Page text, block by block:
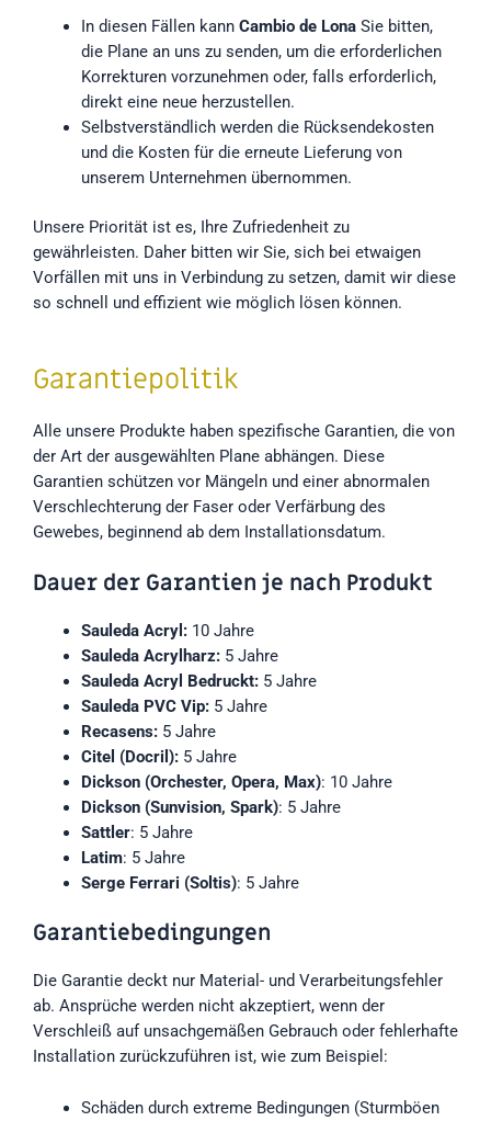
In diesen Fällen kann Cambio de LonaSie bitten,
die Plane an uns zu senden, um die erforderlichen
Korrekturen vorzunehmen oder, falls erforderlich,
direkt eine neue herzustellen.
Selbstverständlich werden die Rücksendekosten
und die Kosten für die erneute Lieferung von
unserem Unternehmen übernommen.
Unsere Priorität ist es, Ihre Zufriedenheit zu
gewährleisten. Daher bitten wir Sie, sich bei etwaigen
Vorfällen mit uns in Verbindung zu setzen, damit wir diese
so schnell und effizient wie möglich lösen können.
Garantiepolitik
Alle unsere Produkte haben spezifische Garantien, die von
der Art der ausgewählten Plane abhängen. Diese
Garantien schützen vor Mängeln und einer abnormalen
Verschlechterung der Faser oder Verfärbung des
Gewebes, beginnend ab dem Installationsdatum.
Dauer der Garantien je nach Produkt
Sauleda Acryl: 10 Jahre
Sauleda Acrylharz:5 Jahre
Sauleda Acryl Bedruckt:5 Jahre
Sauleda PVC Vip: 5 Jahre
Recasens:5 Jahre
Citel (Docril):5 Jahre
Dickson (Orchester, Opera, Max): 10 Jahre
Dickson (Sunvision, Spark): 5 Jahre
Sattler: 5 Jahre
Latim: 5 Jahre
Serge Ferrari (Soltis): 5 Jahre
Garantiebedingungen
Die Garantie deckt nur Material- und Verarbeitungsfehler
ab. Ansprüche werden nicht akzeptiert, wenn der
Verschleiß auf unsachgemäßen Gebrauch oder fehlerhafte
Installation zurückzuführen ist, wie zum Beispiel:
Schäden durch extreme Bedingungen (Sturmböen